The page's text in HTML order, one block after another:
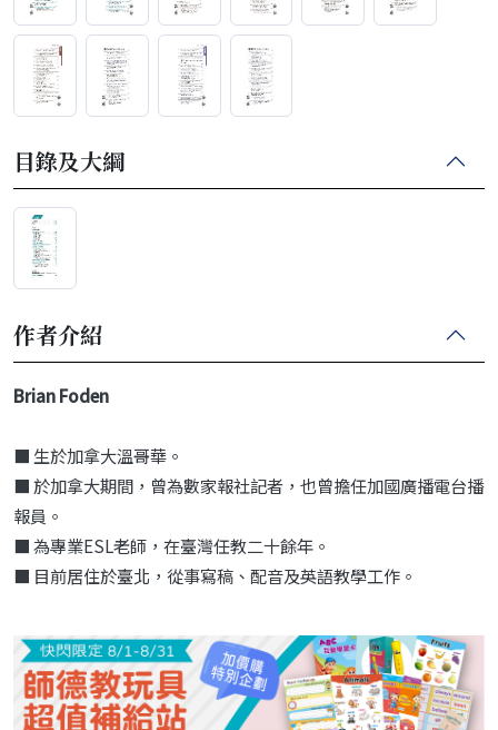
目錄及大綱
作者介紹
Brian Foden
■ 生於加拿大溫哥華。
■ 於加拿大期間，曾為數家報社記者，也曾擔任加國廣播電台播
報員。
■ 為專業ESL老師，在臺灣任教二十餘年。
■ 目前居住於臺北，從事寫稿、配音及英語教學工作。